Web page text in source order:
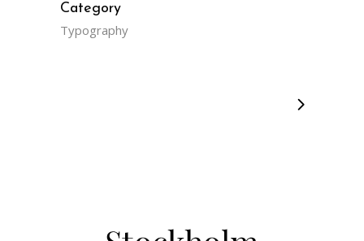
Category
Typography